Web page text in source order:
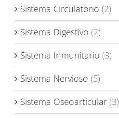
Sistema Circulatorio (2)
Sistema Digestivo (2)
Sistema Inmunitario (3)
Sistema Nervioso (5)
Sistema Oseoarticular (3)